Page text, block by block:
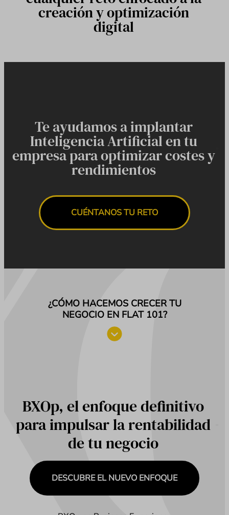
creación y optimización
digital
Te ayudamos a implantar
Inteligencia Artificial en tu
empresa para optimizar costes y
rendimientos
CUÉNTANOS TU RETO
¿CÓMO HACEMOS CRECER TU
NEGOCIO EN FLAT 101?
BXOp, el enfoque definitivo
para impulsar la rentabilidad
de tu negocio
DESCUBRE EL NUEVO ENFOQUE